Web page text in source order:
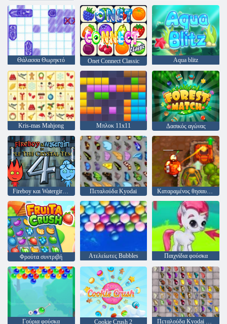
Θάλασσα Θωρηκτό Onet Connect Classic Aqua blitz
Kris-mas Mahjong Μπλοκ 11x11 Δασικός αγώνας
Fireboy και Watergirl 4: Crystal Temple Πεταλούδα Kyodai Καταραμένος θησαυρός 2
Φρούτα συντριβή Ατελείωτες Bubbles Παιχνίδια φούσκα
Γούρια φούσκα Cookie Crush 2 Πεταλούδα Kyodai HD